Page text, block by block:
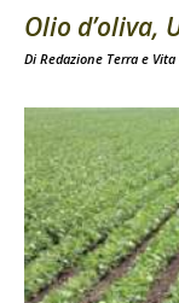
Olio d’oliva,
Di Redazione Terra e Vita